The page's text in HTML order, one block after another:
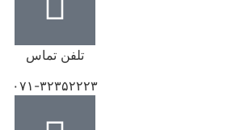
تلفن تماس
۰۷۱-۳۲۳۵۲۲۲۳